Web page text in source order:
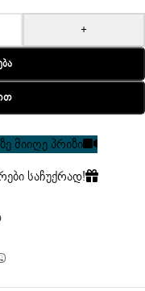
+
მიიღე პრიზი
საჩუქრად!